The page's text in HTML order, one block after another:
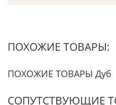
ПОХОЖИЕ ТОВАРЫ:
ПОХОЖИЕ ТОВАРЫ Дуб
СОПУТСТВУЮЩИЕ